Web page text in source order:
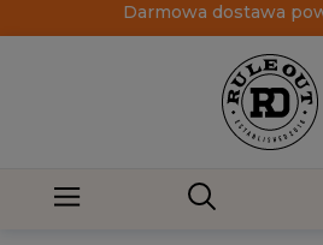
Darmowa dostawa